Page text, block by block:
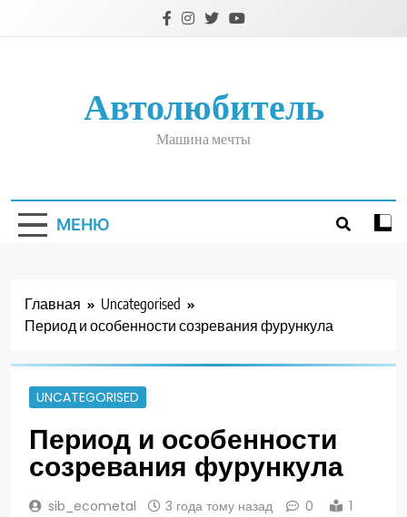
Автолюбитель
Машина мечты
МЕНЮ
Главная
Uncategorised
Период и особенности созревания фурункула
UNCATEGORISED
Период и особенности
созревания фурункула
sib_ecometal 3 года тому назад 0
1